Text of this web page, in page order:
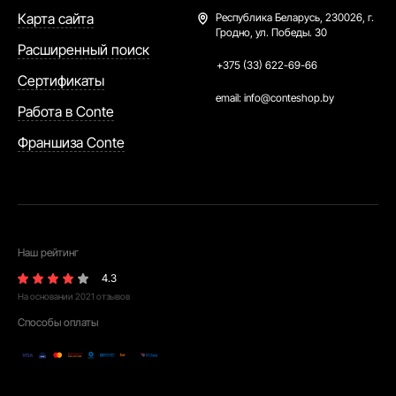
Карта сайта
Расширенный поиск
Сертификаты
Работа в Conte
Франшиза Conte
Республика Беларусь, 230026, г.
Гродно, ул. Победы. 30
+375 (33) 622-69-66
email: info@conteshop.by
Наш рейтинг
4.3
На основании 2021 отзывов
Способы оплаты